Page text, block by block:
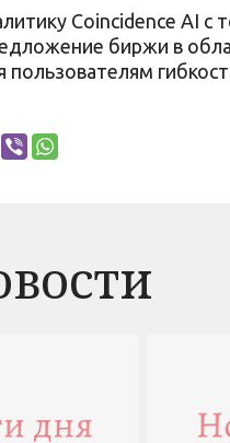
Coincidence AI с
биржи в
пользователям